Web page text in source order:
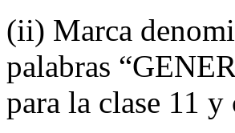
(ii) Marca
palabras
para la clase 11